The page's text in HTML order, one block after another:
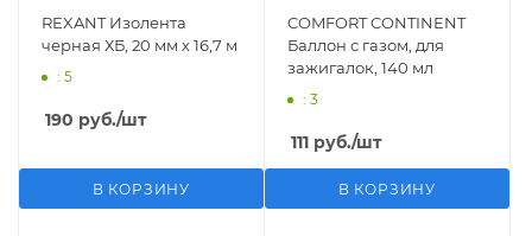
REXANT Изолента
черная ХБ, 20 мм х 16,7 м
: 5
190 руб./шт
В КОРЗИНУ
COMFORT CONTINENT
Баллон с газом, для
зажигалок, 140 мл
: 3
111 руб./шт
В КОРЗИНУ